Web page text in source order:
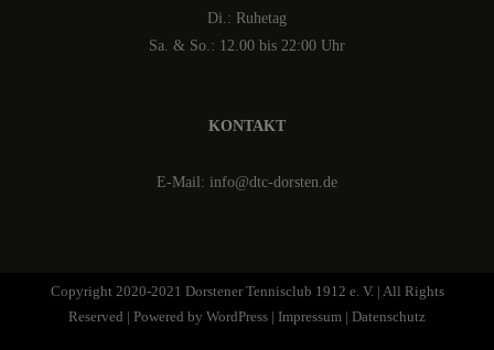
Di.: Ruhetag
Sa. & So.: 12.00 bis 22:00 Uhr
KONTAKT
E-Mail: info@dtc-dorsten.de
Copyright 2020-2021 Dorstener Tennisclub 1912 e. V. | All Rights
Reserved | Powered by WordPress | Impressum | Datenschutz